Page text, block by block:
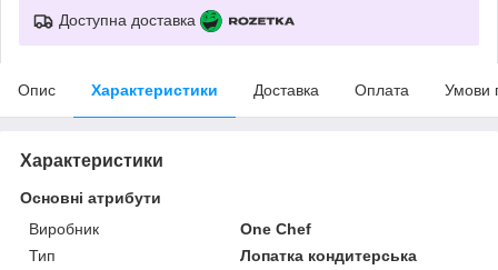
Доступна доставка
Опис Характеристики Доставка Оплата Умови
Характеристики
Основні атрибути
Виробник
One Chef
Тип
Лопатка кондитерська